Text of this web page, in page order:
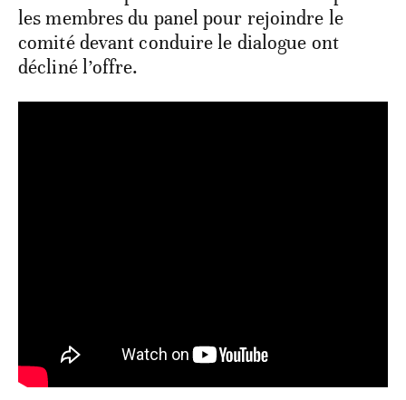
les membres du panel pour rejoindre le
comité devant conduire le dialogue ont
décliné l’offre.